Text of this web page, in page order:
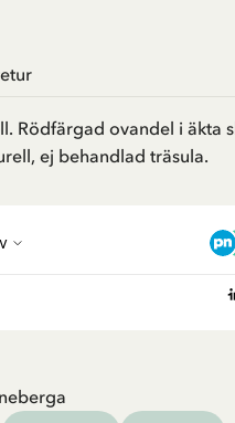
Rödfärgad ovandel i äkta
ej behandlad träsula.